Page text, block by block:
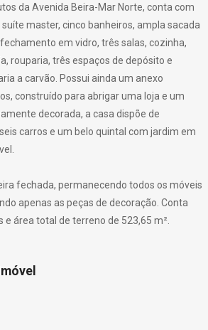
da Avenida Beira-Mar Norte, conta com
master, cinco banheiros, ampla sacada
em vidro, três salas, cozinha,
rouparia, três espaços de depósito e
a carvão. Possui ainda um anexo
construído para abrigar uma loja e um
decorada, a casa dispõe de
carros e um belo quintal com jardim em
fechada, permanecendo todos os móveis
apenas as peças de decoração. Conta
área total de terreno de 523,65 m².